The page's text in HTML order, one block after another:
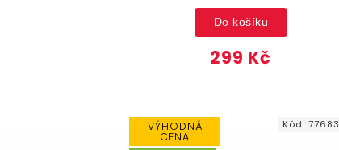
299 Kč
Do košíku
VÝHODNÁ
CENA
Kód:77683